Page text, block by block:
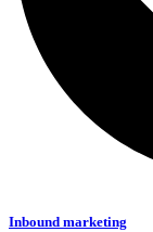
Inbound marketing